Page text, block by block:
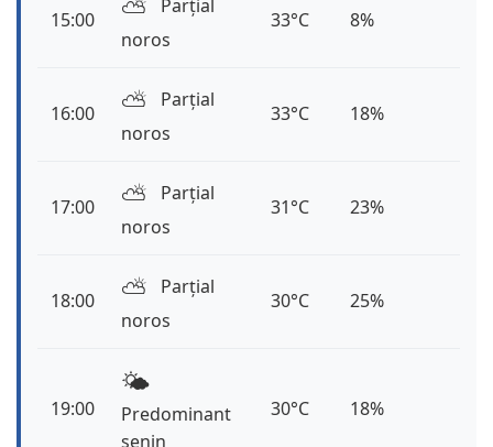
15:00 ⛅️
Parțial
noros
33°C 8%
16:00 ⛅️
Parțial
noros
33°C 18%
17:00 ⛅️
Parțial
noros
31°C 23%
18:00 ⛅️
Parțial
noros
30°C 25%
19:00
🌤️
Predominant
senin
30°C 18%